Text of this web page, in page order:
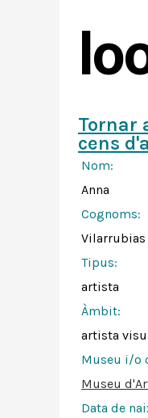
Tornar
cens
Nom:
Anna
Cognoms:
Vilarrubias
Tipus:
artista
Àmbit:
artista
Museu i/o
Museu
Data de